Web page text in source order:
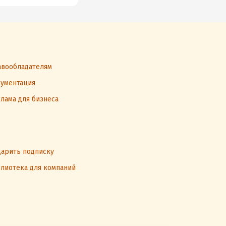
для бизнеса
подписку
для компаний